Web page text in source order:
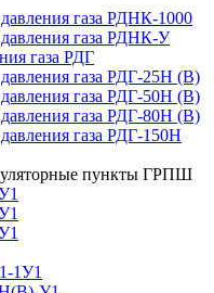
газа РДНК-1000
газа РДНК-У
газа РДГ
газа РДГ-25Н (В)
газа РДГ-50Н (В)
газа РДГ-80Н (В)
газа РДГ-150Н
пункты ГРПШ
1У1